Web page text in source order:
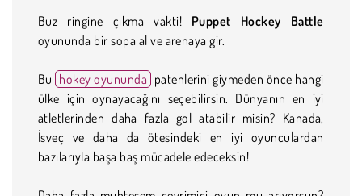
Buz ringine çıkma vakti! Puppet Hockey Battle
oyununda bir sopa al ve arenaya gir.
Bu hokey oyununda patenlerini giymeden önce hangi
ülke için oynayacağını seçebilirsin. Dünyanın en iyi
atletlerinden daha fazla gol atabilir misin? Kanada,
İsveç ve daha da ötesindeki en iyi oyunculardan
bazılarıyla başa baş mücadele edeceksin!